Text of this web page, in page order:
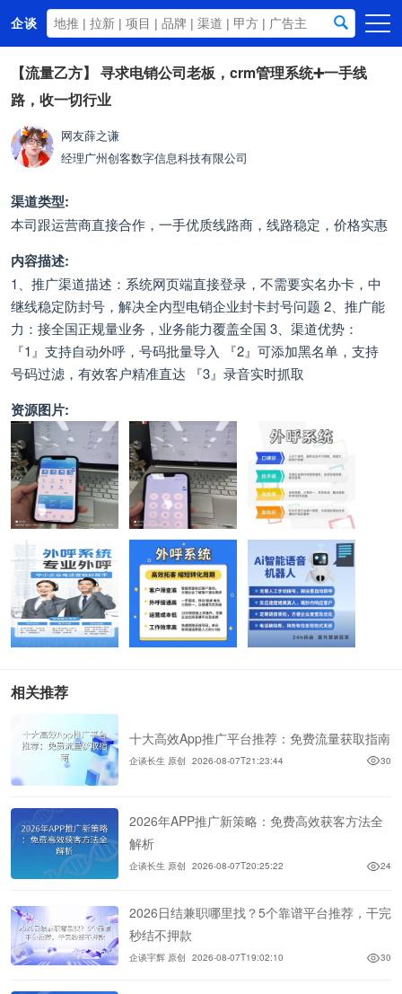
企谈
首页
商务资源
资讯动态
关于我们
【流量乙方】 寻求电销公司老板，crm管理系统➕一手线
路，收一切行业
网友薛之谦
经理广州创客数字信息科技有限公司
渠道类型:
本司跟运营商直接合作，一手优质线路商，线路稳定，价格实惠
内容描述:
1、推广渠道描述：系统网页端直接登录，不需要实名办卡，中
继线稳定防封号，解决全内型电销企业封卡封号问题 2、推广能
力：接全国正规量业务，业务能力覆盖全国 3、渠道优势：
『1』支持自动外呼，号码批量导入 『2』可添加黑名单，支持
号码过滤，有效客户精准直达 『3』录音实时抓取
资源图片:
相关推荐
十大高效App推广平台推荐：免费流量获取指南
企谈长生 原创 2026-08-07T21:23:44 30
2026年APP推广新策略：免费高效获客方法全
解析
企谈长生 原创 2026-08-07T20:25:22 24
2026日结兼职哪里找？5个靠谱平台推荐，干完
秒结不押款
企谈宇辉 原创 2026-08-07T19:02:10 30